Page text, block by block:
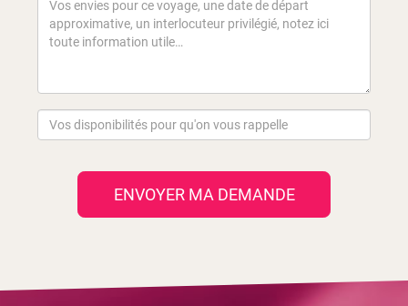
ENVOYER MA DEMANDE